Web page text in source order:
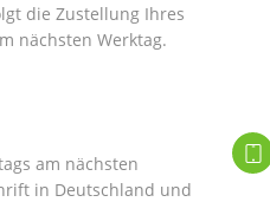
die Zustellung Ihres
nächsten Werktag.
am nächsten
in Deutschland und